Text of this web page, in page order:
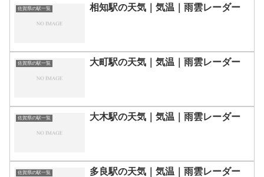
佐賀県の駅一覧 相知駅の天気｜気温｜雨雲レーダー
佐賀県の駅一覧 大町駅の天気｜気温｜雨雲レーダー
佐賀県の駅一覧 大木駅の天気｜気温｜雨雲レーダー
佐賀県の駅一覧 多良駅の天気｜気温｜雨雲レーダー